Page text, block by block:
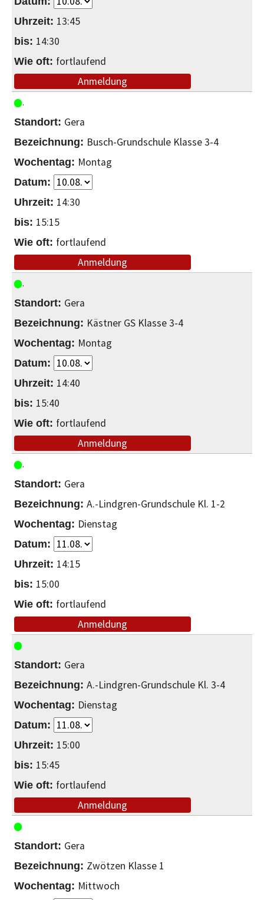
13:45
14:30
fortlaufend
Anmeldung
Gera
Busch-Grundschule Klasse 3-4
Montag
14:30
15:15
fortlaufend
Anmeldung
Gera
Kästner GS Klasse 3-4
Montag
14:40
15:40
fortlaufend
Anmeldung
Gera
A.-Lindgren-Grundschule Kl. 1-2
Dienstag
14:15
15:00
fortlaufend
Anmeldung
Gera
A.-Lindgren-Grundschule Kl. 3-4
Dienstag
15:00
15:45
fortlaufend
Anmeldung
Gera
Zwötzen Klasse 1
Mittwoch